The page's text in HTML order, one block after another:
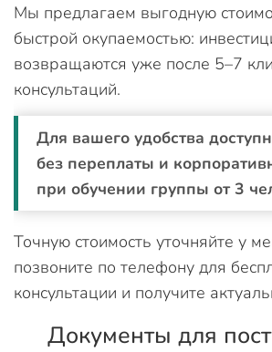
Мы предлагаем выгодную
быстрой окупаемостью:
возвращаются уже после 5–7
консультаций.
Для вашего удобства
без переплаты и
при обучении группы от 3
Точную стоимость уточняйте у
позвоните по телефону для
консультации и получите
Документы для